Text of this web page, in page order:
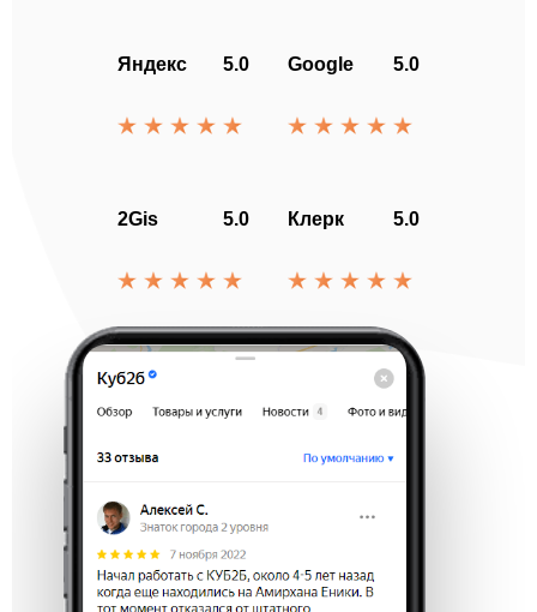
Яндекс 5.0 Google 5.0
2Gis 5.0 Клерк 5.0